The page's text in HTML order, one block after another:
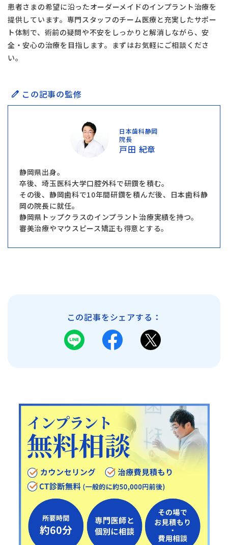
患者さまの希望に沿ったオーダーメイドのインプラント治療を
提供しています。専門スタッフのチーム医療と充実したサポー
ト体制で、術前の疑問や不安をしっかりと解消しながら、安
全・安心の治療を目指します。まずはお気軽にご相談くださ
い。
この記事の監修
日本歯科静岡
院長
戸田 紀章
静岡県出身。
卒後、埼玉医科大学口腔外科で研鑽を積む。
その後、静岡歯科で10年間研鑽を積んだ後、日本歯科静
岡の院長に就任。
静岡県トップクラスのインプラント治療実績を持つ。
審美治療やマウスピース矯正も得意とする。
この記事をシェアする：